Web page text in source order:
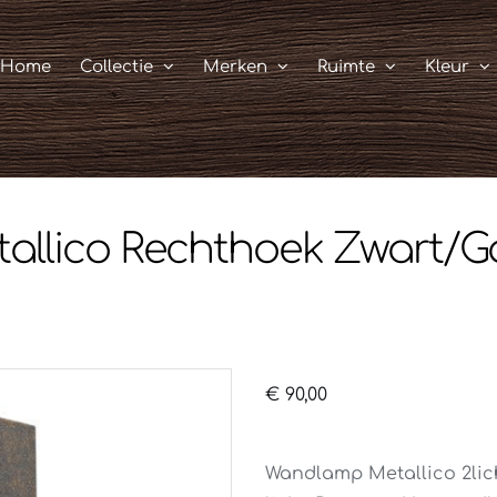
Home Collectie Merken Ruimte Kleur
Rechthoek Zwart/
€ 90,00
Wandlamp Metallico